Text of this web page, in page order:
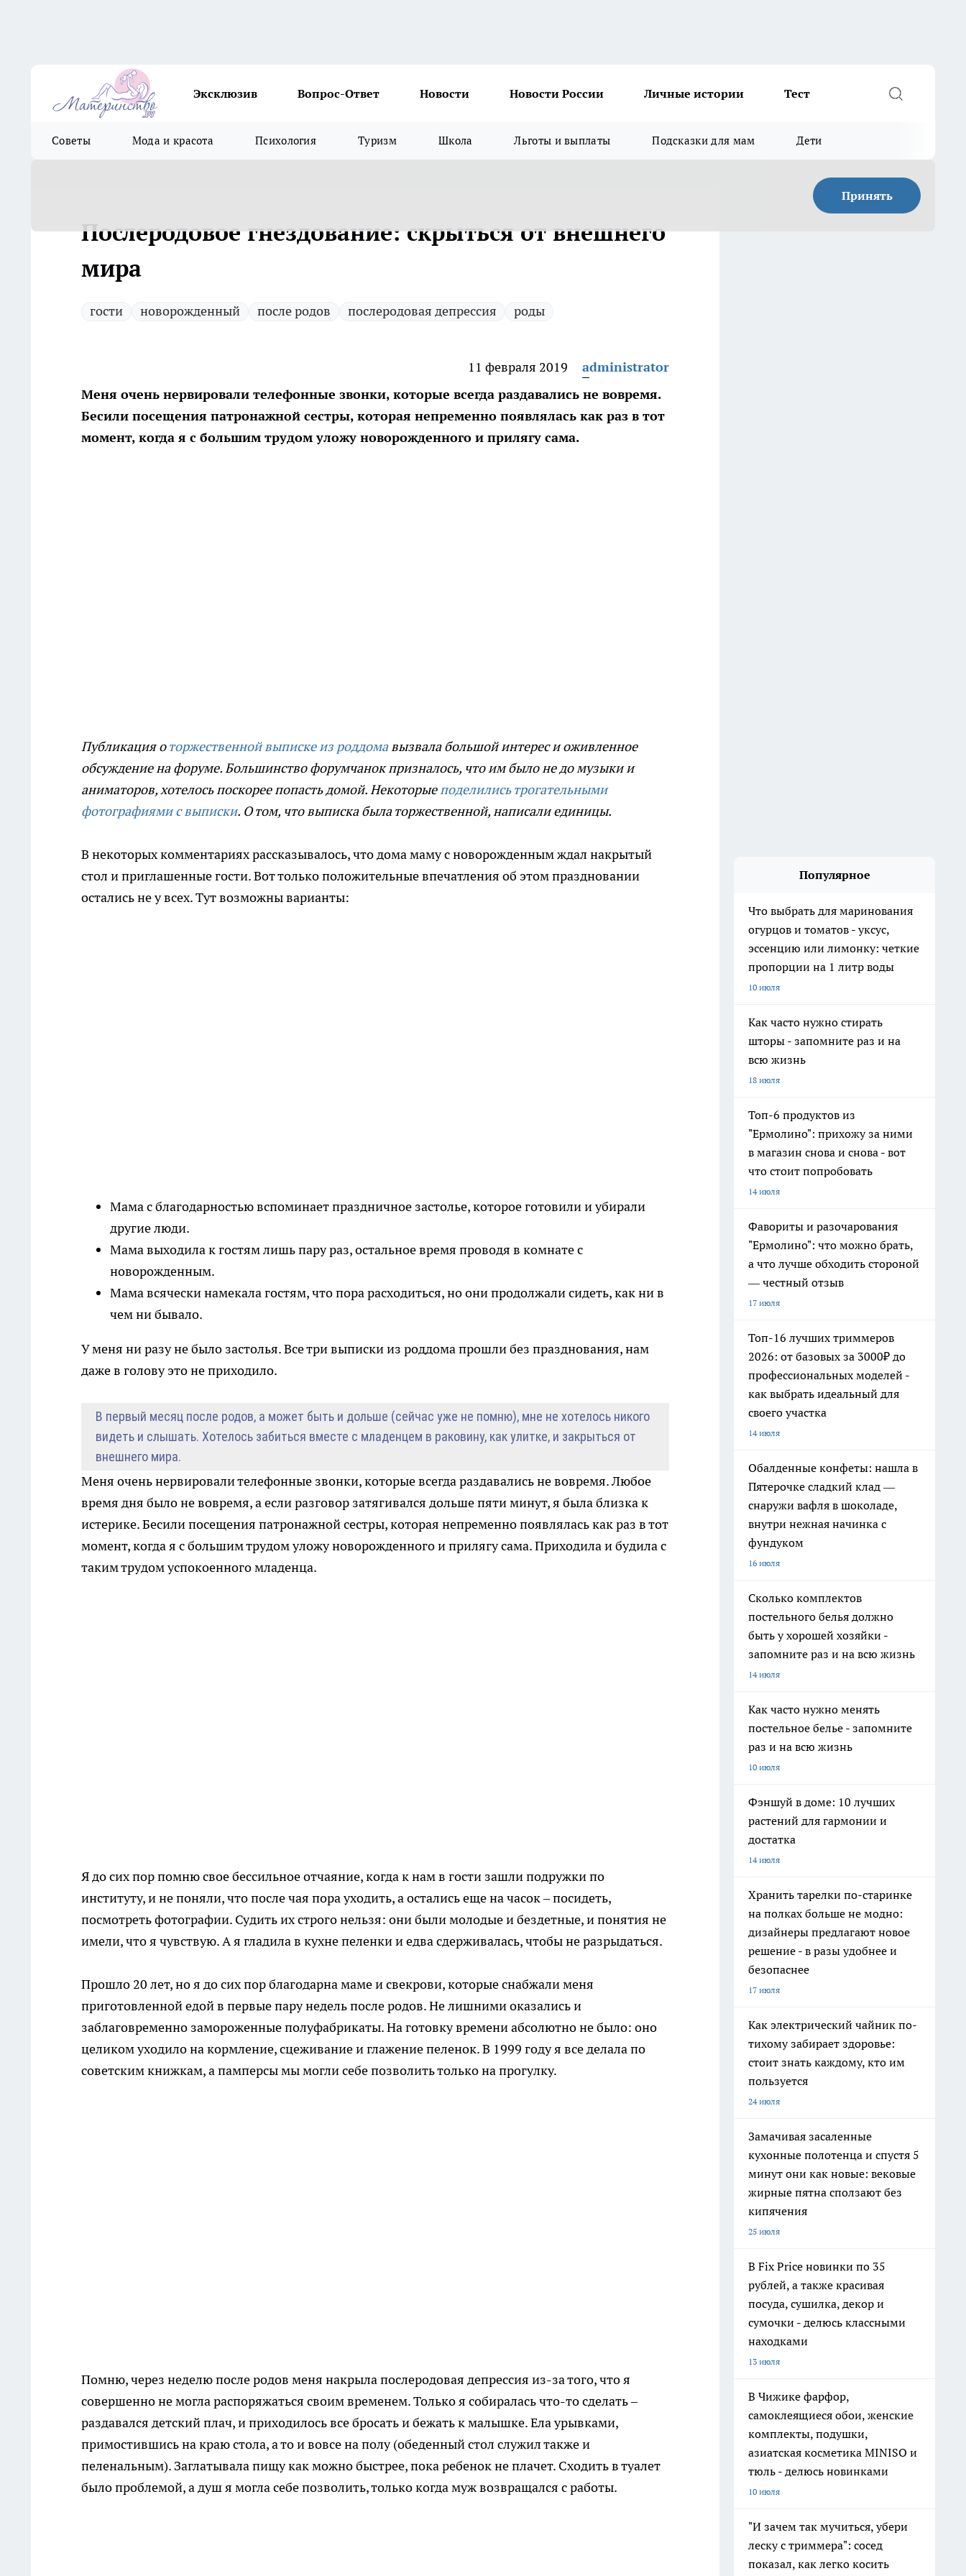
Эксклюзив Вопрос-Ответ Новости Новости России Личные истории Тест
Советы Мода и красота Психология Туризм Школа Льготы и выплаты Подсказки для мам Дети
Принять
Послеродовое гнездование: скрыться от внешнего
мира
гости новорожденный после родов послеродовая депрессия роды
11 февраля 2019
administrator
Меня очень нервировали телефонные звонки, которые всегда раздавались не вовремя.
Бесили посещения патронажной сестры, которая непременно появлялась как раз в тот
момент, когда я с большим трудом уложу новорожденного и прилягу сама.
Публикация оторжественной выписке из роддомавызвала большой интерес и оживленное
обсуждение на форуме. Большинство форумчанок призналось, что им было не до музыки и
аниматоров, хотелось поскорее попасть домой. Некоторыеподелились трогательными
фотографиями с выписки. О том, что выписка была торжественной, написали единицы.
В некоторых комментариях рассказывалось, что дома маму с новорожденным ждал накрытый
стол и приглашенные гости. Вот только положительные впечатления об этом праздновании
остались не у всех. Тут возможны варианты:
Мама с благодарностью вспоминает праздничное застолье, которое готовили и убирали
другие люди.
Мама выходила к гостям лишь пару раз, остальное время проводя в комнате с
новорожденным.
Мама всячески намекала гостям, что пора расходиться, но они продолжали сидеть, как ни в
чем ни бывало.
У меня ни разу не было застолья. Все три выписки из роддома прошли без празднования, нам
даже в голову это не приходило.
В первый месяц после родов, а может быть и дольше (сейчас уже не помню), мне не хотелось никого
видеть и слышать. Хотелось забиться вместе с младенцем в раковину, как улитке, и закрыться от
внешнего мира.
Меня очень нервировали телефонные звонки, которые всегда раздавались не вовремя. Любое
время дня было не вовремя, а если разговор затягивался дольше пяти минут, я была близка к
истерике. Бесили посещения патронажной сестры, которая непременно появлялась как раз в тот
момент, когда я с большим трудом уложу новорожденного и прилягу сама. Приходила и будила с
таким трудом успокоенного младенца.
Я до сих пор помню свое бессильное отчаяние, когда к нам в гости зашли подружки по
институту, и не поняли, что после чая пора уходить, а остались еще на часок – посидеть,
посмотреть фотографии. Судить их строго нельзя: они были молодые и бездетные, и понятия не
имели, что я чувствую. А я гладила в кухне пеленки и едва сдерживалась, чтобы не разрыдаться.
Прошло 20 лет, но я до сих пор благодарна маме и свекрови, которые снабжали меня
приготовленной едой в первые пару недель после родов. Не лишними оказались и
заблаговременно замороженные полуфабрикаты. На готовку времени абсолютно не было: оно
целиком уходило на кормление, сцеживание и глажение пеленок. В 1999 году я все делала по
советским книжкам, а памперсы мы могли себе позволить только на прогулку.
Помню, через неделю после родов меня накрыла послеродовая депрессия из-за того, что я
совершенно не могла распоряжаться своим временем. Только я собиралась что-то сделать –
раздавался детский плач, и приходилось все бросать и бежать к малышке. Ела урывками,
примостившись на краю стола, а то и вовсе на полу (обеденный стол служил также и
пеленальным). Заглатывала пищу как можно быстрее, пока ребенок не плачет. Сходить в туалет
было проблемой, а душ я могла себе позволить, только когда муж возвращался с работы.
Популярное
Что выбрать для маринования
огурцов и томатов - уксус,
эссенцию или лимонку: четкие
пропорции на 1 литр воды
10 июля
Как часто нужно стирать
шторы - запомните раз и на
всю жизнь
18 июля
Топ-6 продуктов из
"Ермолино": прихожу за ними
в магазин снова и снова - вот
что стоит попробовать
14 июля
Фавориты и разочарования
"Ермолино": что можно брать,
а что лучше обходить стороной
— честный отзыв
17 июля
Топ-16 лучших триммеров
2026: от базовых за 3000₽ до
профессиональных моделей -
как выбрать идеальный для
своего участка
14 июля
Обалденные конфеты: нашла в
Пятерочке сладкий клад —
снаружи вафля в шоколаде,
внутри нежная начинка с
фундуком
16 июля
Сколько комплектов
постельного белья должно
быть у хорошей хозяйки -
запомните раз и на всю жизнь
14 июля
Как часто нужно менять
постельное белье - запомните
раз и на всю жизнь
10 июля
Фэншуй в доме: 10 лучших
растений для гармонии и
достатка
14 июля
Хранить тарелки по-старинке
на полках больше не модно:
дизайнеры предлагают новое
решение - в разы удобнее и
безопаснее
17 июля
Как электрический чайник по-
тихому забирает здоровье:
стоит знать каждому, кто им
пользуется
24 июля
Замачивая засаленные
кухонные полотенца и спустя 5
минут они как новые: вековые
жирные пятна сползают без
кипячения
25 июля
В Fix Price новинки по 35
рублей, а также красивая
посуда, сушилка, декор и
сумочки - делюсь классными
находками
13 июля
В Чижике фарфор,
самоклеящиеся обои, женские
комплекты, подушки,
азиатская косметика MINISO и
тюль - делюсь новинками
10 июля
"И зачем так мучиться, убери
леску с триммера": сосед
показал, как легко косить